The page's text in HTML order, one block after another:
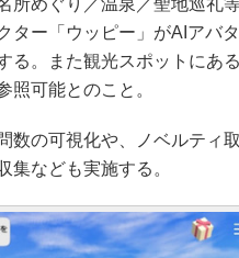
所めぐり／温泉／聖地巡礼
ター「ウッピー」がAIアバ
る。また観光スポットにあ
照可能とのこと。
の可視化や、ノベルティ
集なども実施する。